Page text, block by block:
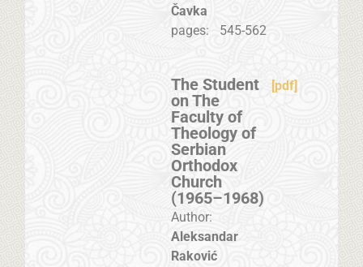
Čavka
pages:
545-562
The Student
on The
Faculty of
Theology of
Serbian
Orthodox
Church
(1965–1968)
[pdf]
Author:
Aleksandar
Raković